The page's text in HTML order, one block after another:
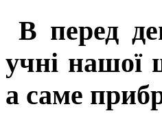
В перед
учні нашої
а саме